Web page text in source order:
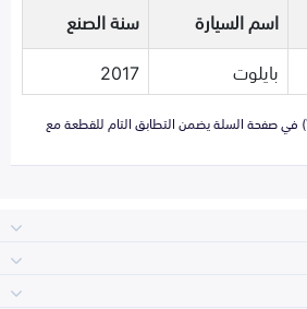
اسم السيارة
سنة الصنع
بايلوت 2017
تزويدنا برقم الهيكل (VIN) في صفحة السلة يضمن التطابق التام للقطعة مع